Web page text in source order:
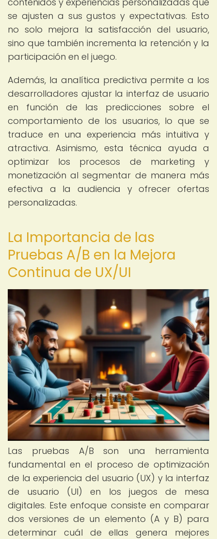
se ajusten a sus gustos y expectativas. Esto
no solo mejora la satisfacción del usuario,
sino que también incrementa la retención y la
participación en el juego.
Además, la analítica predictiva permite a los
desarrolladores ajustar la interfaz de usuario
en función de las predicciones sobre el
comportamiento de los usuarios, lo que se
traduce en una experiencia más intuitiva y
atractiva. Asimismo, esta técnica ayuda a
optimizar los procesos de marketing y
monetización al segmentar de manera más
efectiva a la audiencia y ofrecer ofertas
personalizadas.
La Importancia de las
Pruebas A/B en la Mejora
Continua de UX/UI
Las pruebas A/B son una herramienta
fundamental en el proceso de optimización
de la experiencia del usuario (UX) y la interfaz
de usuario (UI) en los juegos de mesa
digitales. Este enfoque consiste en comparar
dos versiones de un elemento (A y B) para
determinar cuál de ellas genera mejores